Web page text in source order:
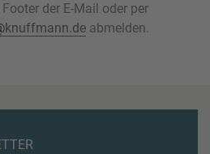
der E-Mail oder per
knuffmann.de abmelden.